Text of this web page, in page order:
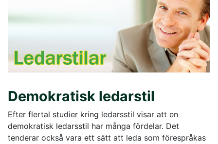
Demokratisk ledarstil
Efter flertal studier kring ledarsstil visar att en
demokratisk ledarsstil har många fördelar. Det
tenderar också vara ett sätt att leda som förespråkas